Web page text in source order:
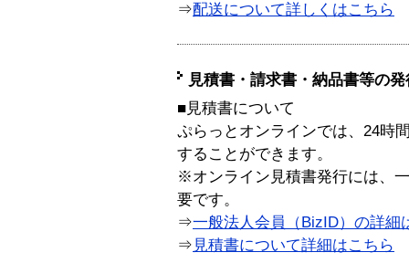
⇒配送について詳しくはこちら
見積書・請求書・納品書等の
■見積書について
ぷらっとオンラインでは、24時
することができます。
※オンライン見積書発行には、
要です。
⇒一般法人会員（BizID）の詳細
⇒ 見積書について詳細はこちら